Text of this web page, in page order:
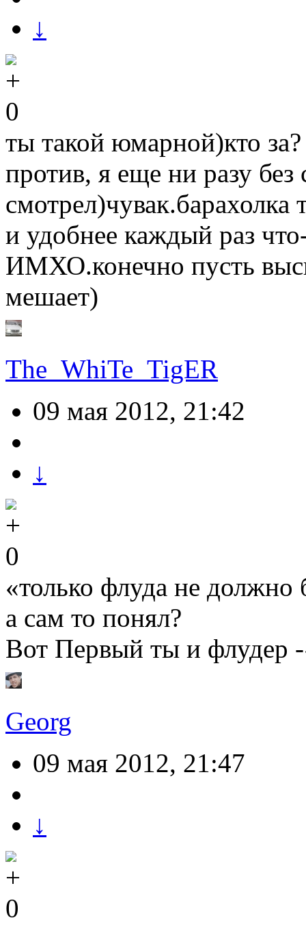
↓
0
ты такой юмарной)кто
против, я еще ни разу без
смотрел)чувак.барахолка
и удобнее каждый раз
ИМХО.конечно пусть
мешает)
The_WhiTe_TigER
09 мая 2012, 21:42
↓
0
«только флуда не должно
а сам то понял?
Вот Первый ты и флудер
Georg
09 мая 2012, 21:47
↓
0